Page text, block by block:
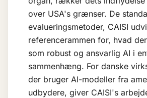
over USA's grænser. De
evalueringsmetoder, CAISI
referencerammen for, hvad
som robust og ansvarlig AI i
sammenhæng. For danske
der bruger AI-modeller fra
udbydere, giver CAISI's